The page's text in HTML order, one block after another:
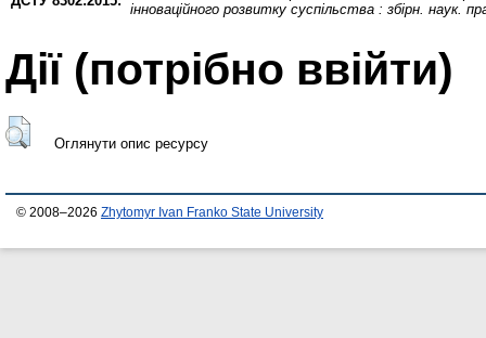
інноваційного розвитку суспільства : збірн. наук.
Дії ​​(потрібно ввійти)
Оглянути опис ресурсу
© 2008–2026 Zhytomyr Ivan Franko State University